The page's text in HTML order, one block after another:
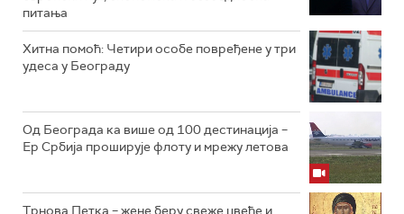
питања
Хитна помоћ: Четири особе повређене у три
удеса у Београду
Од Београда ка више од 100 дестинација –
Ер Србија проширује флоту и мрежу летова